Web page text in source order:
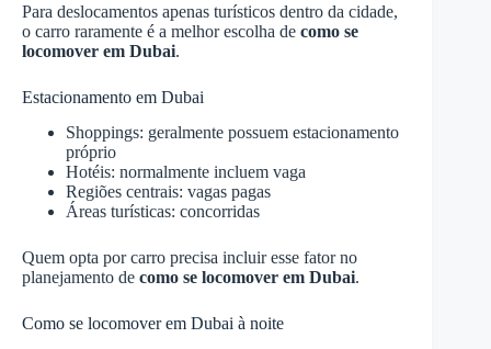
Para deslocamentos apenas turísticos dentro da cidade,
o carro raramente é a melhor escolha de como se
locomover em Dubai.
Estacionamento em Dubai
Shoppings: geralmente possuem estacionamento
próprio
Hotéis: normalmente incluem vaga
Regiões centrais: vagas pagas
Áreas turísticas: concorridas
Quem opta por carro precisa incluir esse fator no
planejamento de como se locomover em Dubai.
Como se locomover em Dubai à noite